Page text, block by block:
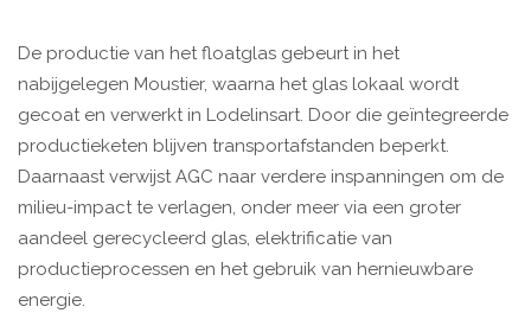
De productie van het floatglas gebeurt in het
nabijgelegen Moustier, waarna het glas lokaal wordt
gecoat en verwerkt in Lodelinsart. Door die geïntegreerde
productieketen blijven transportafstanden beperkt.
Daarnaast verwijst AGC naar verdere inspanningen om de
milieu-impact te verlagen, onder meer via een groter
aandeel gerecycleerd glas, elektrificatie van
productieprocessen en het gebruik van hernieuwbare
energie.